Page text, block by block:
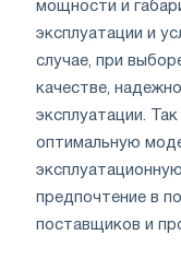
мощности и
эксплуатации и
случае, при
качестве,
эксплуатации.
оптимальную
предпочтение в
поставщиков и